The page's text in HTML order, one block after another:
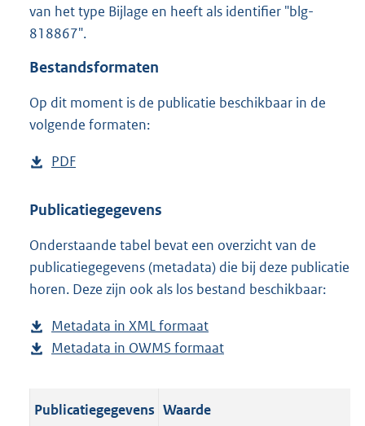
4
van het type Bijlage en heeft als identifier "blg-
818867".
Bestandsformaten
Op dit moment is de publicatie beschikbaar in de
volgende formaten:
D
w
l
o
a
p
u
l
PDF
s
a
n
d
g
r
o
Publicatiegegevens
Onderstaande tabel bevat een overzicht van de
publicatiegegevens (metadata) die bij deze publicatie
horen. Deze zijn ook als los bestand beschikbaar:
Metadata in XML formaat
e
a
Metadata in OWMS formaat
Publicatiegegevens Waarde